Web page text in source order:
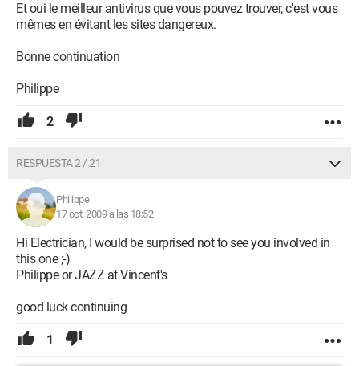
Et oui le meilleur antivirus que vous pouvez trouver, c'est vous
mêmes en évitant les sites dangereux.
Bonne continuation
Philippe
2
RESPUESTA 2 / 21
Philippe
17 oct. 2009 a las 18:52
Hi Electrician, I would be surprised not to see you involved in
this one ;-)
Philippe or JAZZ at Vincent's
good luck continuing
1